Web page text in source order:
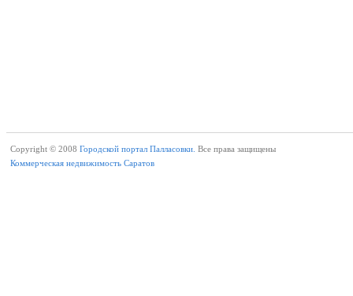
Copyright © 2008 Городской портал Палласовки. Все права защищены
Коммерческая недвижимость Саратов